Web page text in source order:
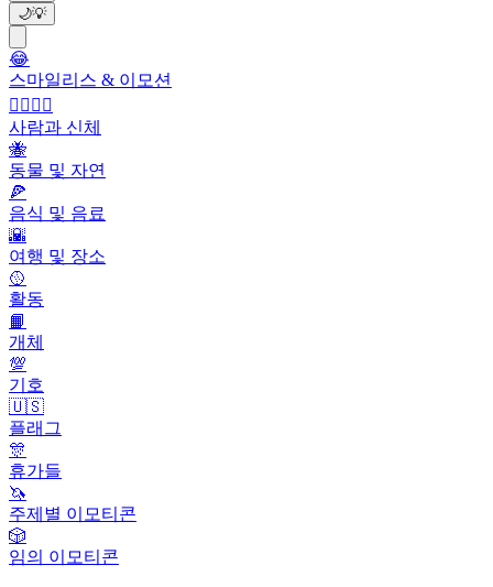
🌙💡
😂
스마일리스 & 이모션
👩‍❤️‍💋‍👨
사람과 신체
🐝
동물 및 자연
🍕
음식 및 음료
🌇
여행 및 장소
🥎
활동
📙
개체
💯
기호
🇺🇸
플래그
🎊
휴가들
🦄
주제별 이모티콘
🎲
임의 이모티콘